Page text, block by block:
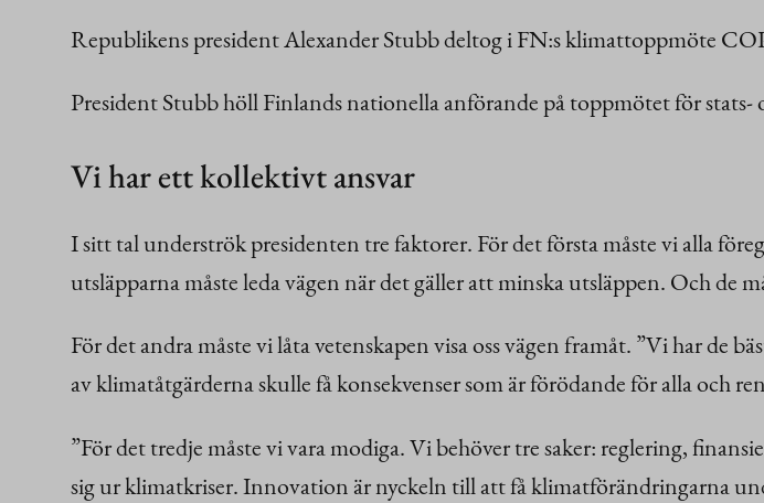
Republikens president Alexander Stubb deltog i FN:s klimattoppmöte
President Stubb höll Finlands nationella anförande på toppmötet för stats-
Vi har ett kollektivt ansvar
I sitt tal underströk presidenten tre faktorer. För det första måste vi alla
utsläpparna måste leda vägen när det gäller att minska utsläppen. Och de
För det andra måste vi låta vetenskapen visa oss vägen framåt. ”Vi har de
av klimatåtgärderna skulle få konsekvenser som är förödande för alla och
”För det tredje måste vi vara modiga. Vi behöver tre saker: reglering,
sig ur klimatkriser. Innovation är nyckeln till att få klimatförändringarna